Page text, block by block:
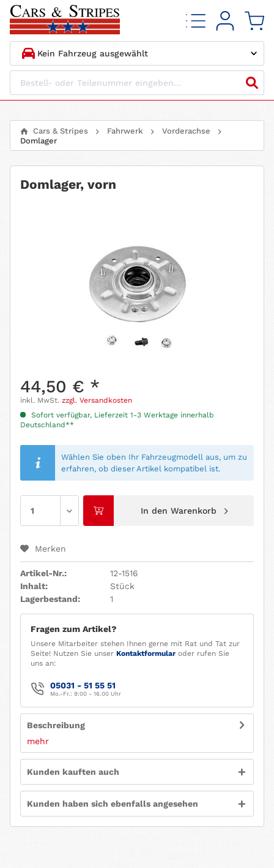
1. HERSTELLER
3. BAUJAHR
4. MOTORTYP
Cars & Stripes Fahrwerk
Vorderachse
Domlager
Domlager, vorn
44,50 € *
inkl. MwSt. zzgl. Versandkosten
Sofort verfügbar, Lieferzeit 1-3 Werktage innerhalb
Deutschland**
Wählen Sie oben Ihr Fahrzeugmodell aus, um zu
erfahren, ob dieser Artikel kompatibel ist.
In den Warenkorb
Merken
Artikel-Nr.:
12-1516
Inhalt:
Stück
Lagerbestand:
1
Fragen zum Artikel?
Unsere Mitarbeiter stehen Ihnen gerne mit Rat und Tat zur
Seite! Nutzen Sie unser Kontaktformular oder rufen Sie
uns an:
05031 - 51 55 51
Mo.-Fr.: 9:00 - 16.00 Uhr
Beschreibung
mehr
Kunden kauften auch
Kunden haben sich ebenfalls angesehen